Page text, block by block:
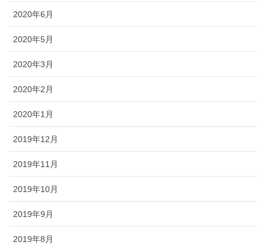
2020年6月
2020年5月
2020年3月
2020年2月
2020年1月
2019年12月
2019年11月
2019年10月
2019年9月
2019年8月